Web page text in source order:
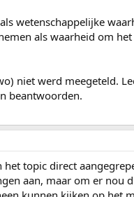
wetenschappelijke
als waarheid om
niet werd meegeteld.
beantwoorden.
topic direct
aan, maar om er nou